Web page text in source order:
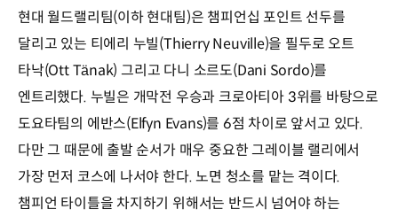
현대 월드랠리팀(이하 현대팀)은 챔피언십 포인트 선두를
달리고 있는 티에리 누빌(Thierry Neuville)을 필두로 오트
타낙(Ott Tänak) 그리고 다니 소르도(Dani Sordo)를
엔트리했다. 누빌은 개막전 우승과 크로아티아 3위를 바탕으로
도요타팀의 에반스(Elfyn Evans)를 6점 차이로 앞서고 있다.
다만 그 때문에 출발 순서가 매우 중요한 그레이블 랠리에서
가장 먼저 코스에 나서야 한다. 노면 청소를 맡는 격이다.
챔피언 타이틀을 차지하기 위해서는 반드시 넘어야 하는